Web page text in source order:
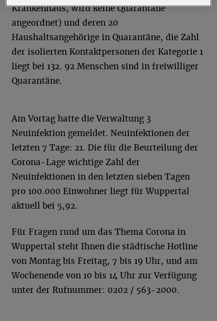
Krankenhaus, wird keine Quarantäne
angeordnet) und deren 20
Haushaltsangehörige in Quarantäne, die Zahl
der isolierten Kontaktpersonen der Kategorie 1
liegt bei 132. 92 Menschen sind in freiwilliger
Quarantäne.
Am Vortag hatte die Verwaltung 3
Neuinfektion gemeldet. Neuinfektionen der
letzten 7 Tage: 21. Die für die Beurteilung der
Corona-Lage wichtige Zahl der
Neuinfektionen in den letzten sieben Tagen
pro 100.000 Einwohner liegt für Wuppertal
aktuell bei 5,92.
Für Fragen rund um das Thema Corona in
Wuppertal steht Ihnen die städtische Hotline
von Montag bis Freitag, 7 bis 19 Uhr, und am
Wochenende von 10 bis 14 Uhr zur Verfügung
unter der Rufnummer: 0202 / 563-2000.